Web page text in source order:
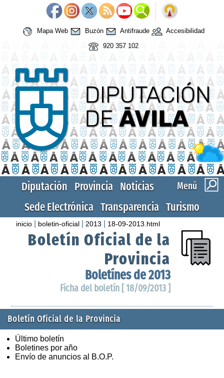
Mapa Web Buzón Antifraude
Accesibilidad
920 357 102
Menú
Diputación Provincia Noticias
Sede Electrónica Transparencia Turismo
inicio boletin-oficial 2013 18-09-2013.html
Boletín Oficial de la
Provincia
Boletínes de 2013
Ficha del boletín [ 18/09/2013 ]
Boletín Oficial de la Provincia
Último boletín
Boletines por año
Envío de anuncios al B.O.P.